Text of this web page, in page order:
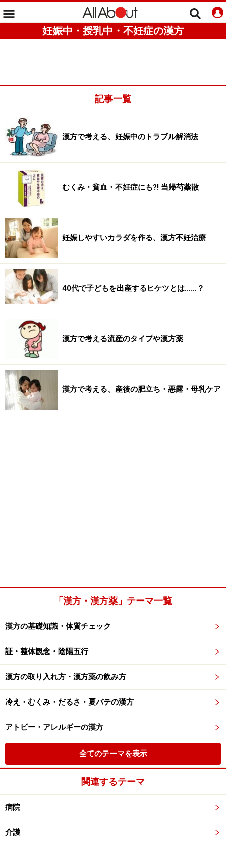
妊娠中・授乳中・不妊症の漢方
記事一覧
漢方で考える、妊娠中のトラブル解消法
むくみ・貧血・不妊症にも?! 当帰芍薬散
妊娠しやすいカラダを作る、漢方不妊治療
40代で子どもを出産するヒケツとは……？
漢方で考える流産のタイプや漢方薬
漢方で考える、産後の肥立ち・悪露・母乳ケア
「漢方・漢方薬」テーマ一覧
漢方の基礎知識・体質チェック
証・整体観念・陰陽五行
漢方の取り入れ方・漢方薬の飲み方
冷え・むくみ・だるさ・夏バテの漢方
アトピー・アレルギーの漢方
全てのテーマを表示
関連するテーマ
病院
介護